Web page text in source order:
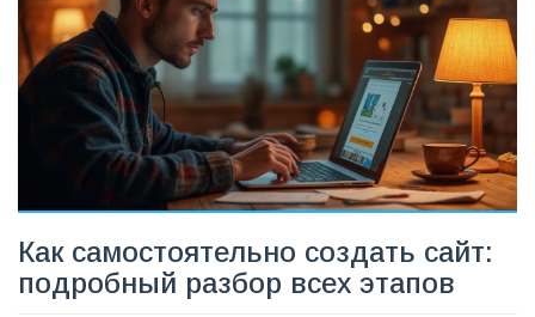
Как самостоятельно создать сайт:
подробный разбор всех этапов